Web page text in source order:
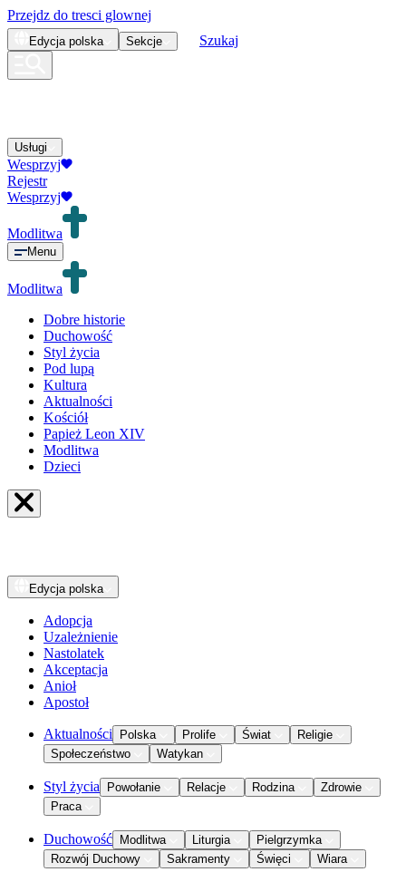
Przejdz do tresci glownej
Edycja polska Sekcje Szukaj
Usługi
Wesprzyj
Rejestr
Wesprzyj
Modlitwa
Menu
Modlitwa
Dobre historie
Duchowość
Styl życia
Pod lupą
Kultura
Aktualności
Kościół
Papież Leon XIV
Modlitwa
Dzieci
Edycja polska
Adopcja
Uzależnienie
Nastolatek
Akceptacja
Anioł
Apostoł
Aktualności Polska Prolife Świat
Religie
Społeczeństwo
Watykan
Styl życia Powołanie Relacje Rodzina
Zdrowie
Praca
Duchowość Modlitwa Liturgia
Pielgrzymka
Rozwój Duchowy
Sakramenty Święci Wiara